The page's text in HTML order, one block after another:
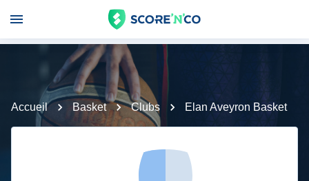
Accueil Basket Clubs Elan Aveyron Basket